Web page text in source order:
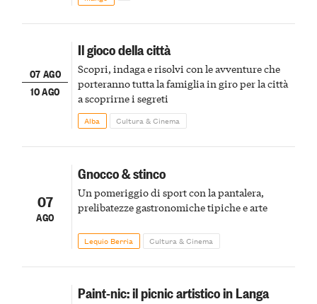
07 AGO
10 AGO
Il gioco della città
Scopri, indaga e risolvi con le avventure che
porteranno tutta la famiglia in giro per la città
a scoprirne i segreti
Alba Cultura & Cinema
07
AGO
Gnocco & stinco
Un pomeriggio di sport con la pantalera,
prelibatezze gastronomiche tipiche e arte
Lequio Berria Cultura & Cinema
Paint-nic: il picnic artistico in Langa